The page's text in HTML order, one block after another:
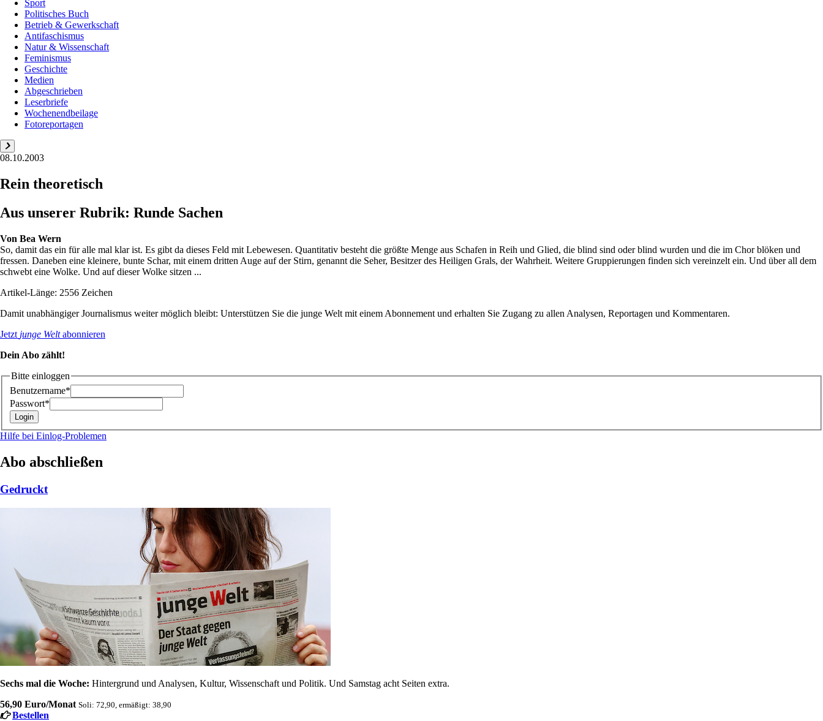
Sport
Politisches Buch
Betrieb & Gewerkschaft
Antifaschismus
Natur & Wissenschaft
Feminismus
Geschichte
Medien
Abgeschrieben
Leserbriefe
Wochenendbeilage
Fotoreportagen
08.10.2003
Rein theoretisch
Aus unserer Rubrik: Runde Sachen
Von Bea Wern
So, damit das ein für alle mal klar ist. Es gibt da dieses Feld mit Lebewesen. Quantitativ besteht die größte Menge aus Schafen in Reih und Glied, die blind sind oder blind wurden und die im Chor blöken und
fressen. Daneben eine kleinere, bunte Schar, mit einem dritten Auge auf der Stirn, genannt die Seher, Besitzer des Heiligen Grals, der Wahrheit. Weitere Gruppierungen finden sich vereinzelt ein. Und über all dem
schwebt eine Wolke. Und auf dieser Wolke sitzen ...
Artikel-Länge: 2556 Zeichen
Damit unabhängiger Journalismus weiter möglich bleibt: Unterstützen Sie die junge Welt mit einem Abonnement und erhalten Sie Zugang zu allen Analysen, Reportagen und Kommentaren.
Jetzt junge Weltabonnieren
Dein Abo zählt!
Bitte einloggen
Benutzername*
Passwort*
Hilfe bei Einlog-Problemen
Abo abschließen
Gedruckt
Sechs mal die Woche: Hintergrund und Analysen, Kultur, Wissenschaft und Politik. Und Samstag acht Seiten extra.
56,90 Euro/Monat Soli: 72,90, ermäßigt: 38,90
Bestellen